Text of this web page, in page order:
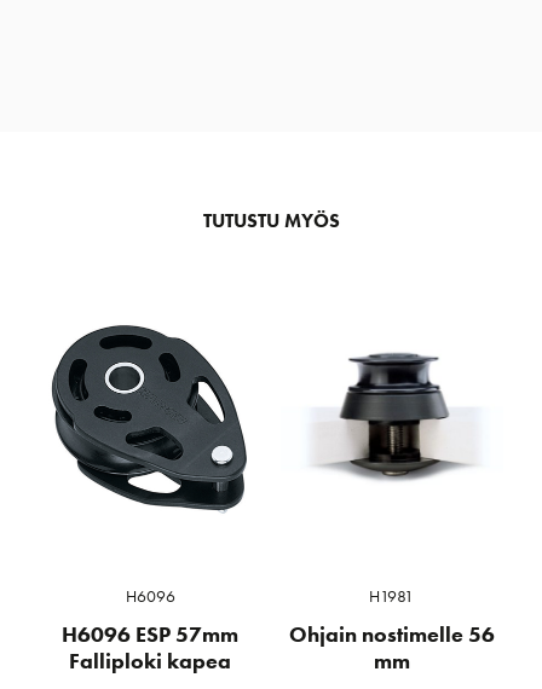
TUTUSTU MYÖS
H6096
H6096 ESP 57mm
Falliploki kapea
H1981
Ohjain nostimelle 56
mm